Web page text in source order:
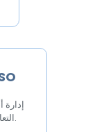
التعاون الآمن في حملات الرسائل النصية.